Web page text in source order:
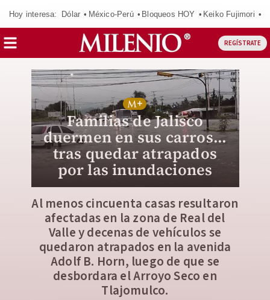
Hoy interesa: Dólar México-Perú Bloqueos HOY Keiko Fujimori
REGÍSTRATE
Familias de Jalisco
duermen en sus carros...
tras quedar atrapados
por las inundaciones
Al menos cincuenta casas resultaron
afectadas en la zona de Real del
Valle y decenas de vehículos se
quedaron atrapados en la avenida
Adolf B. Horn, luego de que se
desbordara el Arroyo Seco en
Tlajomulco.